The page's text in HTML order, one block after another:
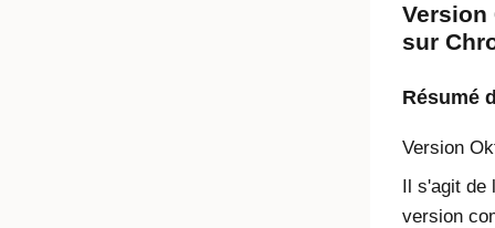
Version
sur
Résumé
Version
Il s'agit de
version